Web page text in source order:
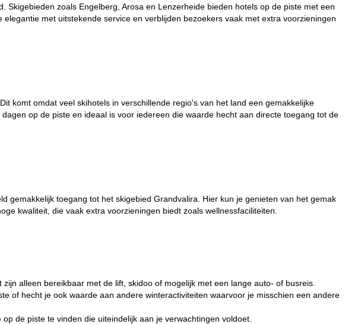
zoals Engelberg, Arosa en Lenzerheide bieden hotels op de piste met een
met uitstekende service en verblijden bezoekers vaak met extra voorzieningen
komt omdat veel skihotels in verschillende regio's van het land een gemakkelijke
op de piste en ideaal is voor iedereen die waarde hecht aan directe toegang tot de
gemakkelijk toegang tot het skigebied Grandvalira. Hier kun je genieten van het gemak
kwaliteit, die vaak extra voorzieningen biedt zoals wellnessfaciliteiten.
alleen bereikbaar met de lift, skidoo of mogelijk met een lange auto- of busreis.
of hecht je ook waarde aan andere winteractiviteiten waarvoor je misschien een andere
de piste te vinden die uiteindelijk aan je verwachtingen voldoet.